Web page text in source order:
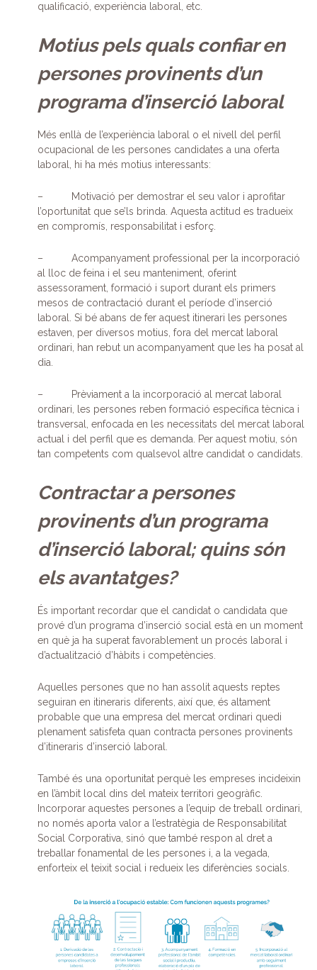
qualificació, experiència laboral, etc.
Motius pels quals confiar en
persones provinents d’un
programa d’inserció laboral
Més enllà de l’experiència laboral o el nivell del perfil
ocupacional de les persones candidates a una oferta
laboral, hi ha més motius interessants:
– Motivació per demostrar el seu valor i aprofitar
l’oportunitat que se’ls brinda. Aquesta actitud es tradueix
en compromís, responsabilitat i esforç.
– Acompanyament professional per la incorporació
al lloc de feina i el seu manteniment, oferint
assessorament, formació i suport durant els primers
mesos de contractació durant el període d’inserció
laboral. Si bé abans de fer aquest itinerari les persones
estaven, per diversos motius, fora del mercat laboral
ordinari, han rebut un acompanyament que les ha posat al
dia.
– Prèviament a la incorporació al mercat laboral
ordinari, les persones reben formació específica tècnica i
transversal, enfocada en les necessitats del mercat laboral
actual i del perfil que es demanda. Per aquest motiu, són
tan competents com qualsevol altre candidat o candidats.
Contractar a persones
provinents d’un programa
d’inserció laboral; quins són
els avantatges?
És important recordar que el candidat o candidata que
prové d’un programa d’inserció social està en un moment
en què ja ha superat favorablement un procés laboral i
d’actualització d’hàbits i competències.
Aquelles persones que no han assolit aquests reptes
seguiran en itineraris diferents, així que, és altament
probable que una empresa del mercat ordinari quedi
plenament satisfeta quan contracta persones provinents
d’itineraris d’inserció laboral.
També és una oportunitat perquè les empreses incideixin
en l’àmbit local dins del mateix territori geogràfic.
Incorporar aquestes persones a l’equip de treball ordinari,
no només aporta valor a l’estratègia de Responsabilitat
Social Corporativa, sinó que també respon al dret a
treballar fonamental de les persones i, a la vegada,
enforteix el teixit social i redueix les diferències socials.